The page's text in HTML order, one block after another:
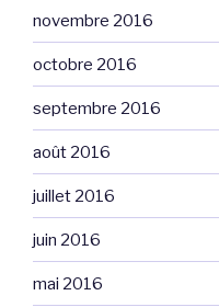
novembre 2016
octobre 2016
septembre 2016
août 2016
juillet 2016
juin 2016
mai 2016